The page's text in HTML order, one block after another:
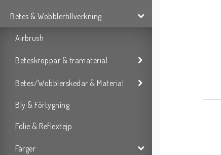
Betes & Wobblertillverkning
Airbrush
Beteskroppar & trämaterial
Betes/Wobblerskedar & Material
Bly & Förtygning
Folie & Reflextejp
Färger